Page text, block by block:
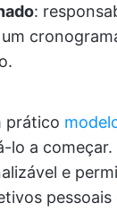
:
prático
lo a começar.
e